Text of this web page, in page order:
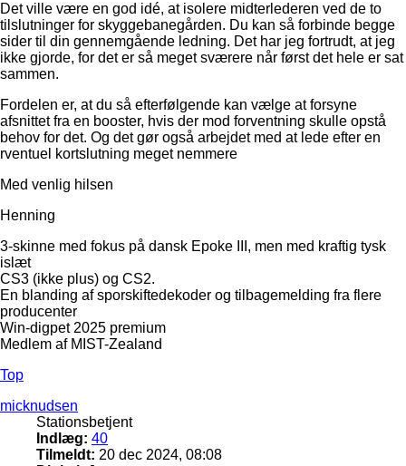
Det ville være en god idé, at isolere midterlederen ved de to
tilslutninger for skyggebanegården. Du kan så forbinde begge
sider til din gennemgående ledning. Det har jeg fortrudt, at jeg
ikke gjorde, for det er så meget sværere når først det hele er sat
sammen.
Fordelen er, at du så efterfølgende kan vælge at forsyne
afsnittet fra en booster, hvis der mod forventning skulle opstå
behov for det. Og det gør også arbejdet med at lede efter en
rventuel kortslutning meget nemmere
Med venlig hilsen
Henning
3-skinne med fokus på dansk Epoke III, men med kraftig tysk
islæt
CS3 (ikke plus) og CS2.
En blanding af sporskiftedekoder og tilbagemelding fra flere
producenter
Win-digpet 2025 premium
Medlem af MIST-Zealand
Top
micknudsen
Stationsbetjent
Indlæg: 40
Tilmeldt: 20 dec 2024, 08:08